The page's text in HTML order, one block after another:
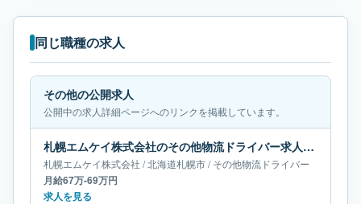
同じ職種の求人
その他の公開求人
公開中の求人詳細ページへのリンクを掲載しています。
札幌エムケイ株式会社のその他物流ドライバー求人｜北海道札幌市｜月給67万-69万円
札幌エムケイ株式会社 /北海道札幌市/その他物流ドライバー
月給67万-69万円
求人を見る